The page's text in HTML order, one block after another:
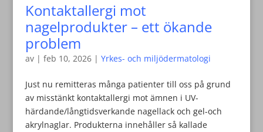
Kontaktallergi mot
nagelprodukter – ett ökande
problem
av | feb 10, 2026| Yrkes- och miljödermatologi
Just nu remitteras många patienter till oss på grund
av misstänkt kontaktallergi mot ämnen i UV-
härdande/långtidsverkande nagellack och gel-och
akrylnaglar. Produkterna innehåller så kallade